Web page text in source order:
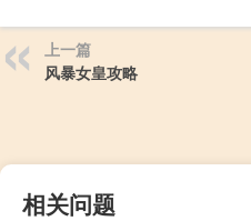
上一篇
风暴女皇攻略
相关问题